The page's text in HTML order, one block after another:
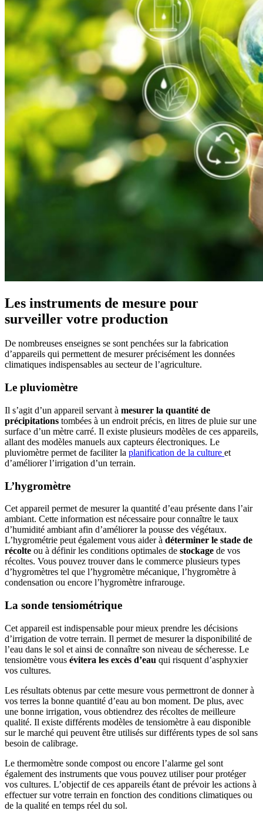
Les instruments de mesure pour
surveiller votre production
De nombreuses enseignes se sont penchées sur la fabrication
d’appareils qui permettent de mesurer précisément les données
climatiques indispensables au secteur de l’agriculture.
Le pluviomètre
Il s’agit d’un appareil servant à mesurer la quantité de
précipitations tombées à un endroit précis, en litres de pluie sur une
surface d’un mètre carré. Il existe plusieurs modèles de ces appareils,
allant des modèles manuels aux capteurs électroniques. Le
pluviomètre permet de faciliter la planification de la culture et
d’améliorer l’irrigation d’un terrain.
L’hygromètre
Cet appareil permet de mesurer la quantité d’eau présente dans l’air
ambiant. Cette information est nécessaire pour connaître le taux
d’humidité ambiant afin d’améliorer la pousse des végétaux.
L’hygrométrie peut également vous aider à déterminer le stade de
récolte ou à définir les conditions optimales de stockage de vos
récoltes. Vous pouvez trouver dans le commerce plusieurs types
d’hygromètres tel que l’hygromètre mécanique, l’hygromètre à
condensation ou encore l’hygromètre infrarouge.
La sonde tensiométrique
Cet appareil est indispensable pour mieux prendre les décisions
d’irrigation de votre terrain. Il permet de mesurer la disponibilité de
l’eau dans le sol et ainsi de connaître son niveau de sécheresse. Le
tensiomètre vous évitera les excès d’eau qui risquent d’asphyxier
vos cultures.
Les résultats obtenus par cette mesure vous permettront de donner à
vos terres la bonne quantité d’eau au bon moment. De plus, avec
une bonne irrigation, vous obtiendrez des récoltes de meilleure
qualité. Il existe différents modèles de tensiomètre à eau disponible
sur le marché qui peuvent être utilisés sur différents types de sol sans
besoin de calibrage.
Le thermomètre sonde compost ou encore l’alarme gel sont
également des instruments que vous pouvez utiliser pour protéger
vos cultures. L’objectif de ces appareils étant de prévoir les actions à
effectuer sur votre terrain en fonction des conditions climatiques ou
de la qualité en temps réel du sol.